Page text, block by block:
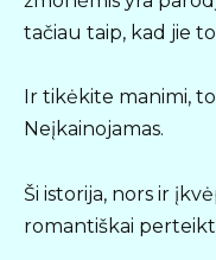
tačiau taip, kad jie
Ir tikėkite manimi,
Neįkainojamas.
Ši istorija, nors ir
romantiškai